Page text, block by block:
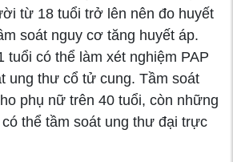
từ 18 tuổi trở lên nên đo huyết
soát nguy cơ tăng huyết áp.
tuổi có thể làm xét nghiệm PAP
ung thư cổ tử cung. Tầm soát
phụ nữ trên 40 tuổi, còn những
thể tầm soát ung thư đại trực